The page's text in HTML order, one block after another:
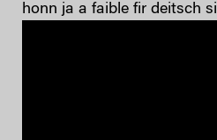
honn ja a faible fir deitsch